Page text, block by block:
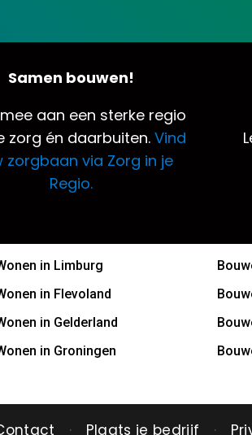
Samen bouwen!
aan een sterke regio
zorg én daarbuiten. Vind
zorgbaan via Zorg in je
Regio.
in Limburg
in Flevoland
in Gelderland
in Groningen
· Plaats je bedrijf ·